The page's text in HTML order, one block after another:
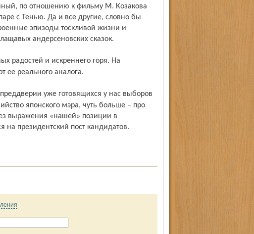
по отношению к фильму М. Козакова
с Тенью. Да и все другие, словно бы
эпизоды тоскливой жизни и
андерсеновских сказок.
ее реального аналога.
японского мэра, чуть больше – про
выражения «нашей» позиции в
президентский пост кандидатов.